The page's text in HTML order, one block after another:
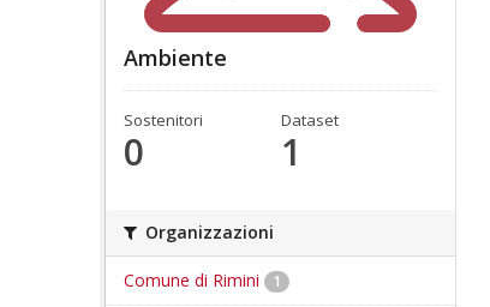
Ambiente
Sostenitori
0
Dataset
1
Organizzazioni
Comune di Rimini 1